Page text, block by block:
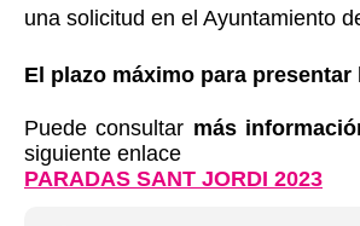
una solicitud en el Ayuntamiento
El plazo máximo para
Puede consultar más
siguiente enlace
PARADAS SANT JORDI 2023